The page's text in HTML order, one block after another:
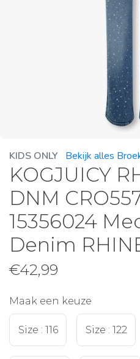
KIDS ONLY Bekijk alles
KOGJUICY
DNM
15356024
Denim
€42,99
Maak een keuze
Size : 116 Size : 122